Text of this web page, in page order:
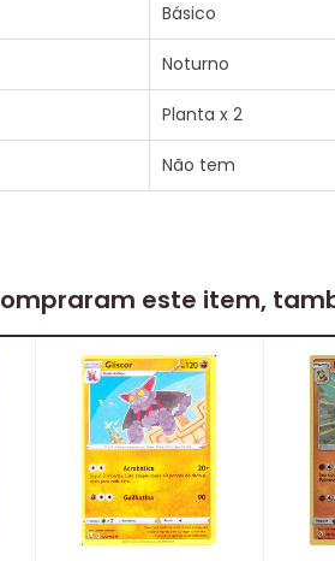
Básico
Noturno
Planta x 2
Não tem
este item,